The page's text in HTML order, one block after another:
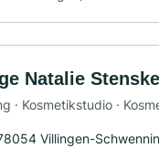
Natalie Stenske
· Kosmetikstudio ·
Villingen-